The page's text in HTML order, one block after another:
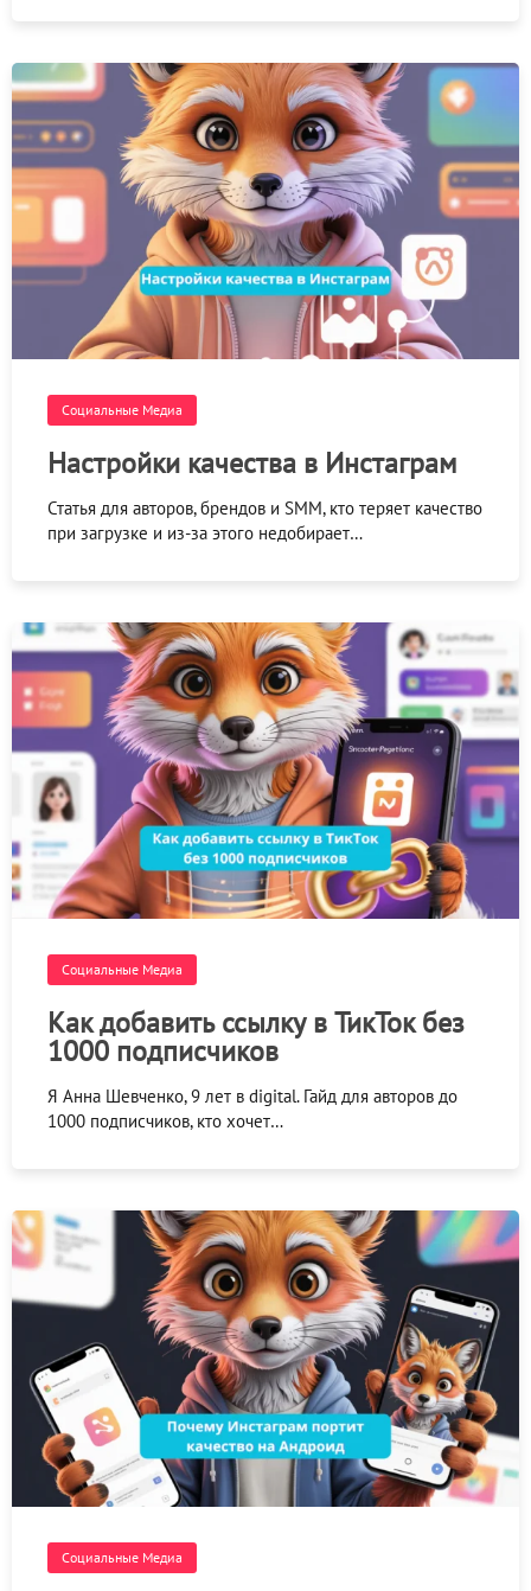
Социальные Медиа
Настройки качества в Инстаграм
Статья для авторов, брендов и SMM, кто теряет качество
при загрузке и из-за этого недобирает…
Социальные Медиа
Как добавить ссылку в ТикТок без
1000 подписчиков
Я Анна Шевченко, 9 лет в digital. Гайд для авторов до
1000 подписчиков, кто хочет…
Социальные Медиа